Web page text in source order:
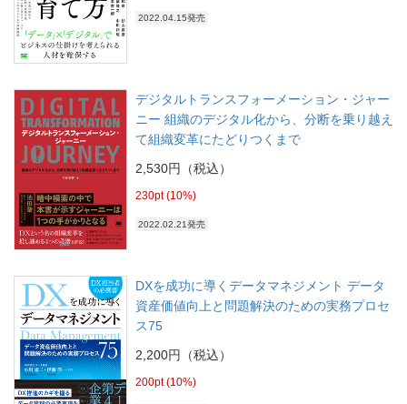
2022.04.15発売
デジタルトランスフォーメーション・ジャー
ニー 組織のデジタル化から、分断を乗り越え
て組織変革にたどりつくまで
2,530円（税込）
230pt (10%)
2022.02.21発売
DXを成功に導くデータマネジメント データ
資産価値向上と問題解決のための実務プロセ
ス75
2,200円（税込）
200pt (10%)